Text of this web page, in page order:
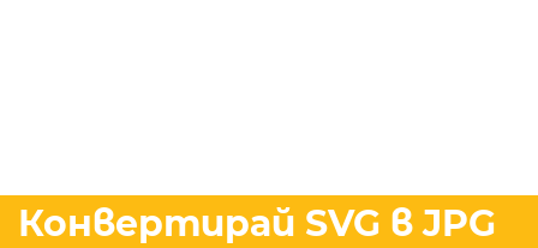
Конвертирай SVG в JPG